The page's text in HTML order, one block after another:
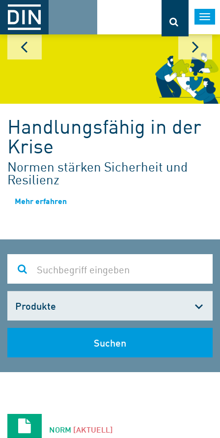
Handlungsfähig in der
Krise
Normen stärken Sicherheit und
Resilienz
Mehr erfahren
wählen
Suchen
NORM [AKTUELL]